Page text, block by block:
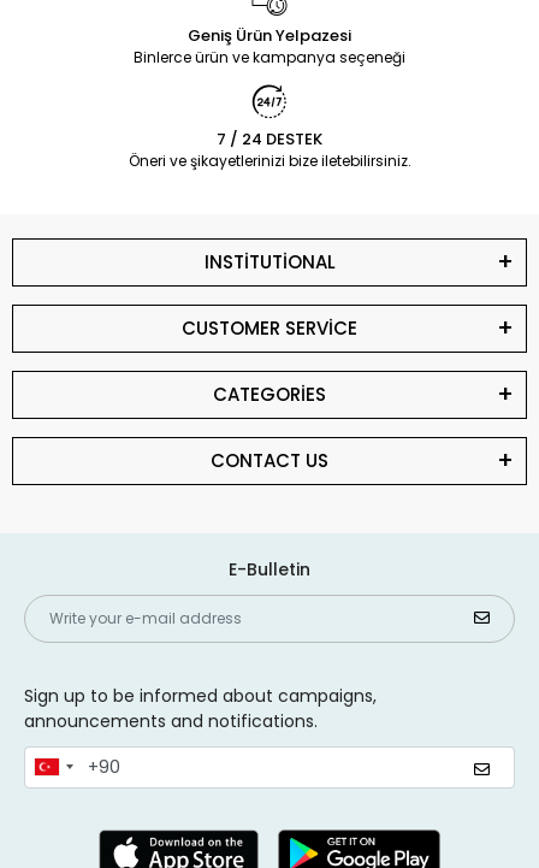
Geniş Ürün Yelpazesi
Binlerce ürün ve kampanya seçeneği
7 / 24 DESTEK
Öneri ve şikayetlerinizi bize iletebilirsiniz.
INSTİTUTİONAL
CUSTOMER SERVİCE
CATEGORİES
CONTACT US
E-Bulletin
Sign up to be informed about campaigns,
announcements and notifications.